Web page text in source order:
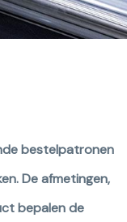
bestelpatronen
De afmetingen,
bepalen de